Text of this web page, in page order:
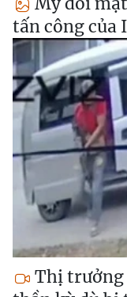
tấn công của
Thị trưởng